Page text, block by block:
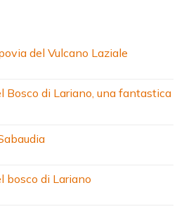
del Vulcano Laziale
Bosco di Lariano, una fantastica
bosco di Lariano